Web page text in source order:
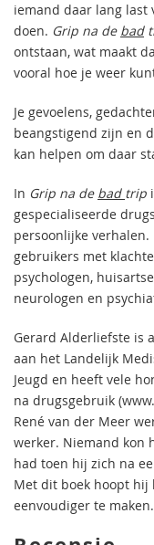
iemand daar lang last
doen. Grip na de bad
ontstaan, wat maakt
vooral hoe je weer
Je gevoelens,
beangstigend zijn en
kan helpen om daar
In Grip na de bad trip
gespecialiseerde
persoonlijke verhalen.
gebruikers met
psychologen,
neurologen en
Gerard Alderliefste is
aan het Landelijk
Jeugd en heeft vele
na drugsgebruik
René van der Meer
werker. Niemand kon
had toen hij zich na
Met dit boek hoopt
eenvoudiger te maken.